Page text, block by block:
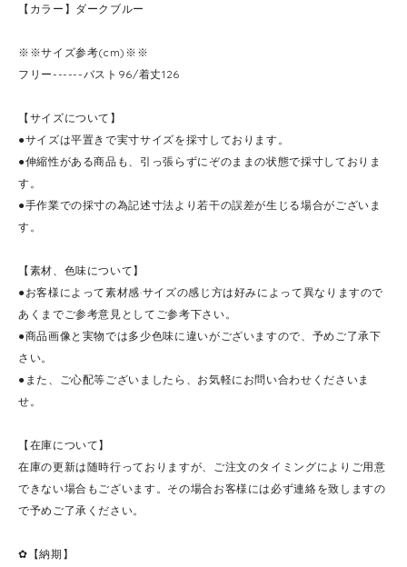
【カラー】ダークブルー
※※サイズ参考(cm)※※
フリー------バスト96/着丈126
【サイズについて】
●サイズは平置きで実寸サイズを採寸しております。
●伸縮性がある商品も、引っ張らずにぞのままの状態で採寸しておりま
す。
●手作業での採寸の為記述寸法より若干の誤差が生じる場合がございま
す。
【素材、色味について】
●お客様によって素材感·サイズの感じ方は好みによって異なりますので
あくまでご参考意見としてご参考下さい。
●商品画像と実物では多少色味に違いがございますので、予めご了承下
さい。
●また、ご心配等ございましたら、お気軽にお問い合わせくださいま
せ。
【在庫について】
在庫の更新は随時行っておりますが、ご注文のタイミングによりご用意
できない場合もございます。その場合お客様には必ず連絡を致しますの
で予めご了承ください。
✿【納期】